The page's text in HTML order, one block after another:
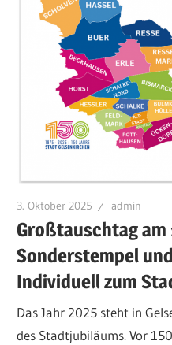
3. Oktober 2025 admin
Großtauschtag am
Sonderstempel
Individuell zum
Das Jahr 2025 steht in
des Stadtjubiläums. Vor